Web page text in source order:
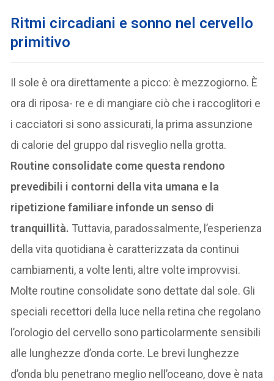
Ritmi circadiani e sonno nel cervello
primitivo
Il sole è ora direttamente a picco: è mezzogiorno. È
ora di riposa- re e di mangiare ciò che i raccoglitori e
i cacciatori si sono assicurati, la prima assunzione
di calorie del gruppo dal risveglio nella grotta.
Routine consolidate come questa rendono
prevedibili i contorni della vita umana e la
ripetizione familiare infonde un senso di
tranquillità. Tuttavia, paradossalmente, l’esperienza
della vita quotidiana è caratterizzata da continui
cambiamenti, a volte lenti, altre volte improvvisi.
Molte routine consolidate sono dettate dal sole. Gli
speciali recettori della luce nella retina che regolano
l’orologio del cervello sono particolarmente sensibili
alle lunghezze d’onda corte. Le brevi lunghezze
d’onda blu penetrano meglio nell’oceano, dove è nata